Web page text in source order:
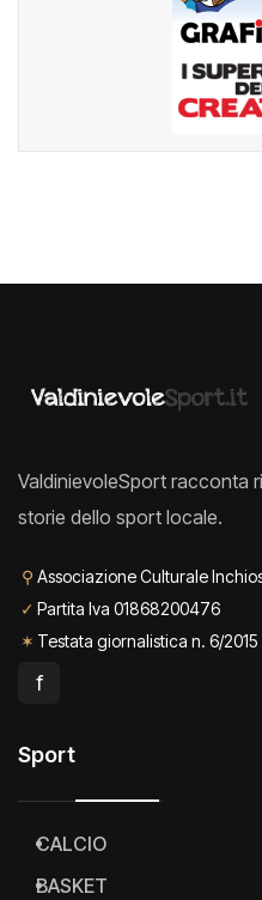
ValdinievoleSport racconta
storie dello sport locale.
⚲ Associazione Culturale
✓ Partita Iva 01868200476
✶ Testata giornalistica n. 6/
f
Sport
CALCIO
BASKET